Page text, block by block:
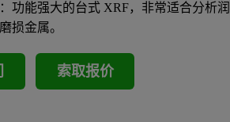
功能强大的台式 XRF，非常适合分析润
损金属。
索取报价